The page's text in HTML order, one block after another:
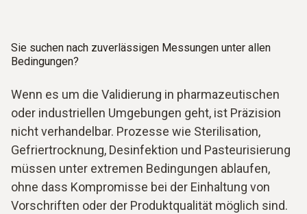
Sie suchen nach zuverlässigen Messungen unter allen
Bedingungen?
Wenn es um die Validierung in pharmazeutischen
oder industriellen Umgebungen geht, ist Präzision
nicht verhandelbar. Prozesse wie Sterilisation,
Gefriertrocknung, Desinfektion und Pasteurisierung
müssen unter extremen Bedingungen ablaufen,
ohne dass Kompromisse bei der Einhaltung von
Vorschriften oder der Produktqualität möglich sind.